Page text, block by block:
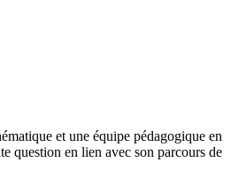
et une équipe pédagogique en
question en lien avec son parcours de